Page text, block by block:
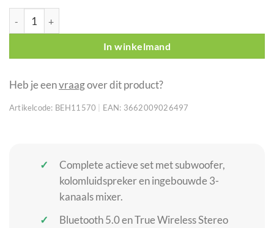
AUDIOPHONY MOJO500LineTWS actieve subwoofer en
In winkelmand
Heb je eenvraagover dit product?
Artikelcode: BEH11570 EAN: 3662009026497
Complete actieve set met subwoofer,
kolomluidspreker en ingebouwde 3-
kanaals mixer.
Bluetooth 5.0 en True Wireless Stereo